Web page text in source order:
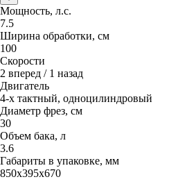
Мощность, л.с.
7.5
Ширина обработки, см
100
Скорости
2 вперед / 1 назад
Двигатель
4-х тактный, одноцилиндровый
Диаметр фрез, см
30
Объем бака, л
3.6
Габариты в упаковке, мм
850x395x670